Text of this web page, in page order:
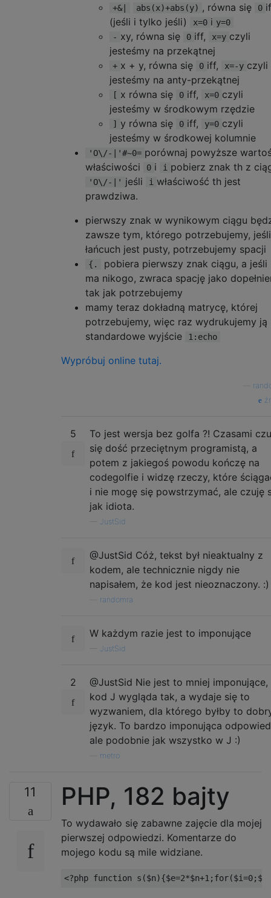
+&| abs(x)+abs(y) , równa się 0
(jeśli i tylko jeśli)
x=0 i y=0
- xy, równa się 0 iff, x=y czyli
jesteśmy na przekątnej
+ x + y, równa się 0 iff, x=-y czyli
jesteśmy na anty-przekątnej
[ x równa się 0 iff, x=0 czyli
jesteśmy w środkowym rzędzie
] y równa się 0 iff, y=0 czyli
jesteśmy w środkowej kolumnie
'O\/-|'#~0= porównaj powyższe
właściwości
0 i i pobierz znak th z
'O\/-|' jeśli i właściwość th jest
prawdziwa.
pierwszy znak w wynikowym ciągu
zawsze tym, którego potrzebujemy, jeśli
łańcuch jest pusty, potrzebujemy spacji
{.
pobiera pierwszy znak ciągu, a jeśli
ma nikogo, zwraca spację jako
tak jak potrzebujemy
mamy teraz dokładną matrycę, której
potrzebujemy, więc raz wydrukujemy ją
standardowe wyjście
1:echo
Wypróbuj online tutaj.
5
To jest wersja bez golfa ?! Czasami
się dość przeciętnym programistą, a
potem z jakiegoś powodu kończę na
codegolfie i widzę rzeczy, które
i nie mogę się powstrzymać, ale czuję
jak idiota.
JustSid
@JustSid Cóż, tekst był nieaktualny z
kodem, ale technicznie nigdy nie
napisałem, że kod jest nieoznaczony. :)
randomra
W każdym razie jest to imponujące
JustSid
2
@JustSid Nie jest to mniej imponujące,
kod J wygląda tak, a wydaje się to
wyzwaniem, dla którego byłby to
język. To bardzo imponująca
ale podobnie jak wszystko w J :)
metro
11 PHP, 182 bajty
To wydawało się zabawne zajęcie dla mojej
pierwszej odpowiedzi. Komentarze do
mojego kodu są mile widziane.
<?php function s ($n){$e=2*$n+1 ; for($i=0; $i